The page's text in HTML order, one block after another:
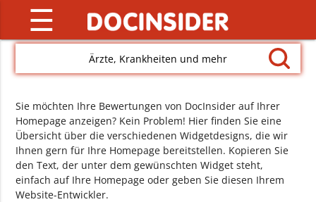
☰
Ärzte, Krankheiten und mehr
Sie möchten Ihre Bewertungen von DocInsider auf Ihrer
Homepage anzeigen? Kein Problem! Hier finden Sie eine
Übersicht über die verschiedenen Widgetdesigns, die wir
Ihnen gern für Ihre Homepage bereitstellen. Kopieren Sie
den Text, der unter dem gewünschten Widget steht,
einfach auf Ihre Homepage oder geben Sie diesen Ihrem
Website-Entwickler.